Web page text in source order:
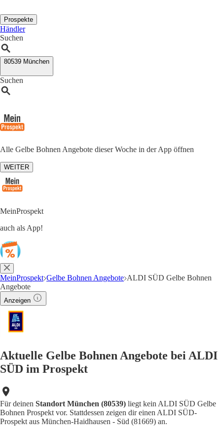
Prospekte
Händler
Suchen
80539 München
Suchen
Alle Gelbe Bohnen Angebote dieser Woche in der App öffnen
WEITER
MeinProspekt
auch als App!
MeinProspekt Gelbe Bohnen Angebote ALDI SÜD Gelbe Bohnen
Angebote
Anzeigen
Aktuelle Gelbe Bohnen Angebote bei ALDI
SÜD im Prospekt
Für deinen Standort München (80539) liegt kein ALDI SÜD Gelbe
Bohnen Prospekt vor. Stattdessen zeigen dir einen ALDI SÜD-
Prospekt aus München-Haidhausen - Süd (81669) an.